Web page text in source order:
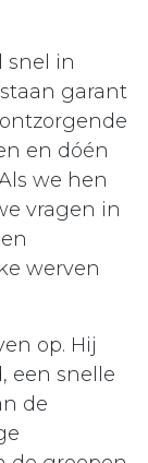
snel in
garant
en dóén
we hen
vragen in
werven
op. Hij
een snelle
de